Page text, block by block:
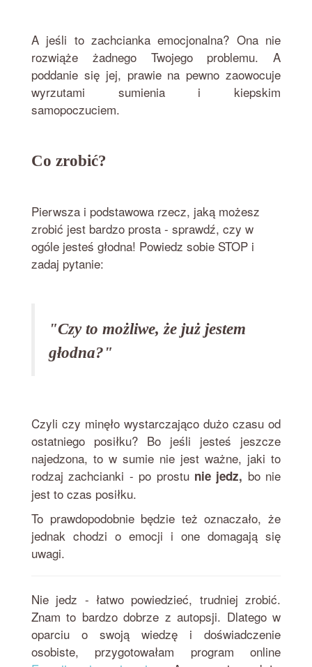
A jeśli to zachcianka emocjonalna? Ona nie
rozwiąże żadnego Twojego problemu. A
poddanie się jej, prawie na pewno zaowocuje
wyrzutami sumienia i kiepskim
samopoczuciem.
Co zrobić?
Pierwsza i podstawowa rzecz, jaką możesz
zrobić jest bardzo prosta - sprawdź, czy w
ogóle jesteś głodna! Powiedz sobie STOP i
zadaj pytanie:
"Czy to możliwe, że już jestem
głodna?"
Czyli czy minęło wystarczająco dużo czasu od
ostatniego posiłku? Bo jeśli jesteś jeszcze
najedzona, to w sumie nie jest ważne, jaki to
rodzaj zachcianki - po prostu nie jedz, bo nie
jest to czas posiłku.
To prawdopodobnie będzie też oznaczało, że
jednak chodzi o emocji i one domagają się
uwagi.
Nie jedz - łatwo powiedzieć, trudniej zrobić.
Znam to bardzo dobrze z autopsji. Dlatego w
oparciu o swoją wiedzę i doświadczenie
osobiste, przygotowałam program online